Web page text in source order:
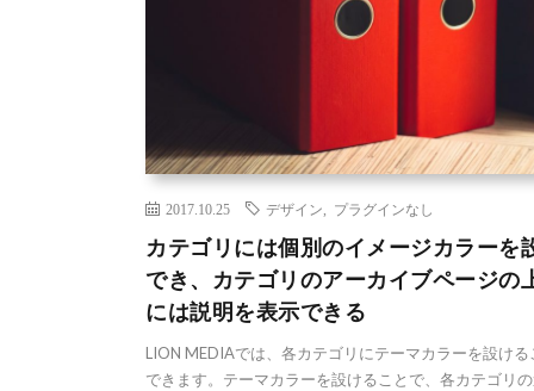
2017.10.25 デザイン プラグインなし
カテゴリには個別のイメージカラーを
でき、カテゴリのアーカイブページの
には説明を表示できる
LION MEDIAでは、各カテゴリにテーマカラーを設ける
できます。テーマカラーを設けることで、各カテゴリ